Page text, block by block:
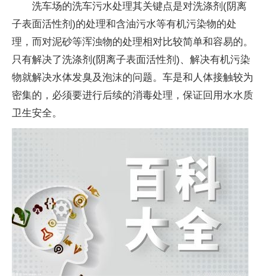
洗车场的洗车污水处理其关键点是对洗涤剂(阴离
子表面活性剂)的处理和含油污水等有机污染物的处
理，而对泥砂等浑浊物的处理相对比较简单和容易的。
只有解决了洗涤剂(阴离子表面活性剂)、解决有机污染
物就解决水体发臭及泡沫的问题。车是和人体接触较为
密集的，必须要进行后续的消毒处理，保证回用水水质
卫生安全。